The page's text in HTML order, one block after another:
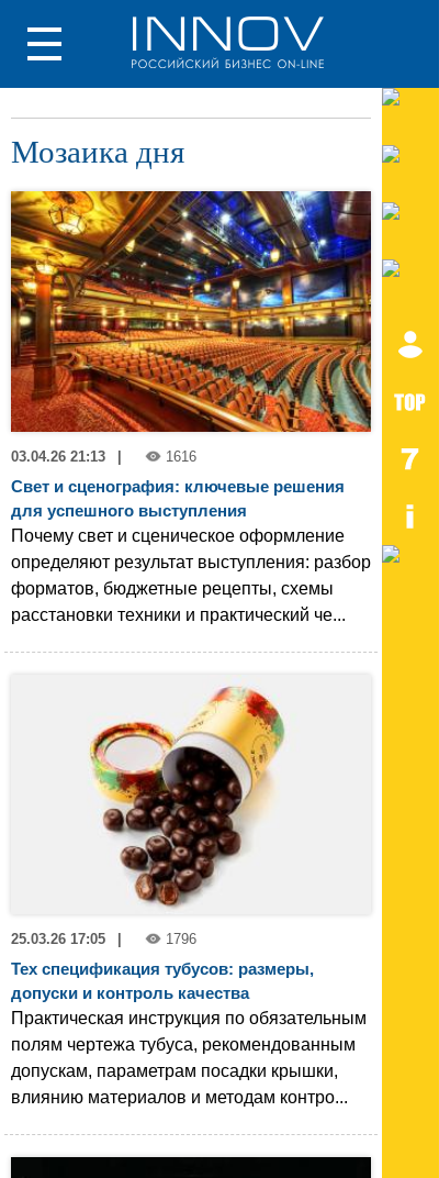
Мозаика дня
03.04.26 21:13 1616
Свет и сценография: ключевые решения
для успешного выступления
Почему свет и сценическое оформление
определяют результат выступления: разбор
форматов, бюджетные рецепты, схемы
расстановки техники и практический че...
25.03.26 17:05 1796
Тех спецификация тубусов: размеры,
допуски и контроль качества
Практическая инструкция по обязательным
полям чертежа тубуса, рекомендованным
допускам, параметрам посадки крышки,
влиянию материалов и методам контро...